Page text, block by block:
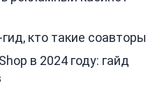
кто такие соавторы
в 2024 году: гайд